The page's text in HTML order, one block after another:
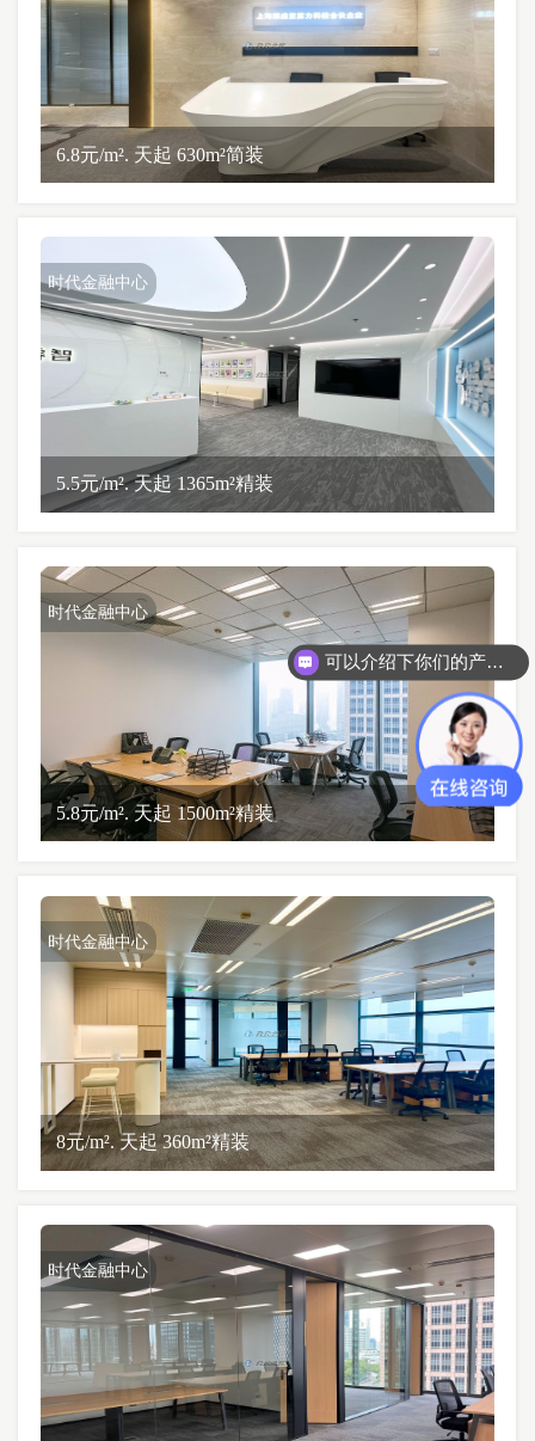
6.8元/m². 天起 630m²简装
时代金融中心
5.5元/m². 天起 1365m²精装
时代金融中心
5.8元/m². 天起 1500m²精装
时代金融中心
8元/m². 天起 360m²精装
时代金融中心
可以介绍下你们的产品么？